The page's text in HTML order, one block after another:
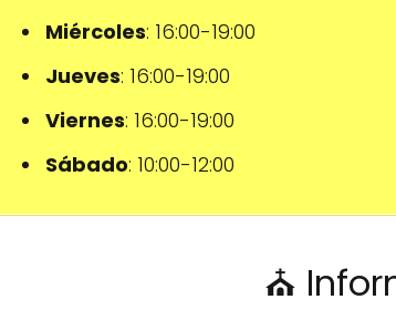
Miércoles: 16:00-19:00
Jueves: 16:00-19:00
Viernes: 16:00-19:00
Sábado: 10:00-12:00
⛪